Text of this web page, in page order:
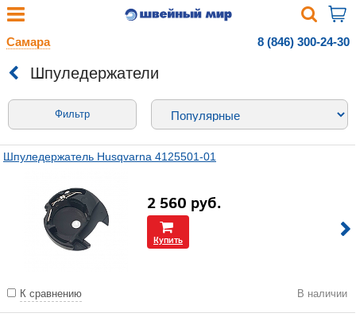
Самара 8 (846) 300-24-30
Шпуледержатели
Фильтр
Шпуледержатель Husqvarna 4125501-01
2 560 руб.
Купить
К сравнению В наличии